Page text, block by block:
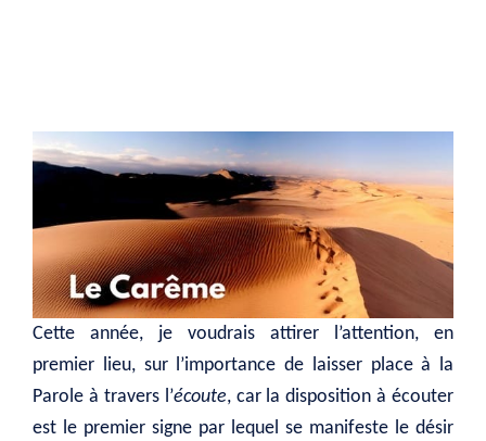
Cette année, je voudrais attirer l’attention, en
premier lieu, sur l’importance de laisser place à la
Parole à travers l’écoute, car la disposition à écouter
est le premier signe par lequel se manifeste le désir